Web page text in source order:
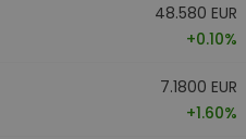
48.580 EUR
+0.10%
7.1800 EUR
+1.60%